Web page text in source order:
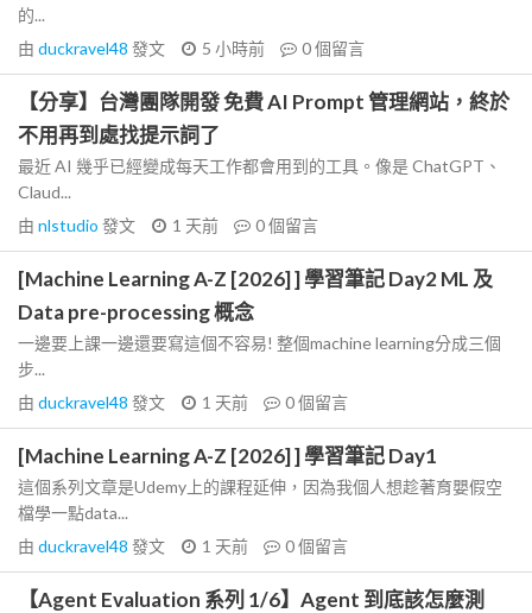
的...
由 duckravel48 發文 5 小時前 0個留言
【分享】台灣團隊開發 免費 AI Prompt 管理網站，終於
不用再到處找提示詞了
最近 AI 幾乎已經變成每天工作都會用到的工具。像是 ChatGPT、
Claud...
由 nlstudio 發文 1 天前 0個留言
[Machine Learning A-Z [2026] ] 學習筆記 Day2 ML 及
Data pre-processing 概念
一邊要上課一邊還要寫這個不容易! 整個machine learning分成三個
步...
由 duckravel48 發文 1 天前 0個留言
[Machine Learning A-Z [2026] ] 學習筆記 Day1
這個系列文章是Udemy上的課程延伸，因為我個人想趁著育嬰假空
檔學一點data...
由 duckravel48 發文 1 天前 0個留言
【Agent Evaluation 系列 1/6】Agent 到底該怎麼測